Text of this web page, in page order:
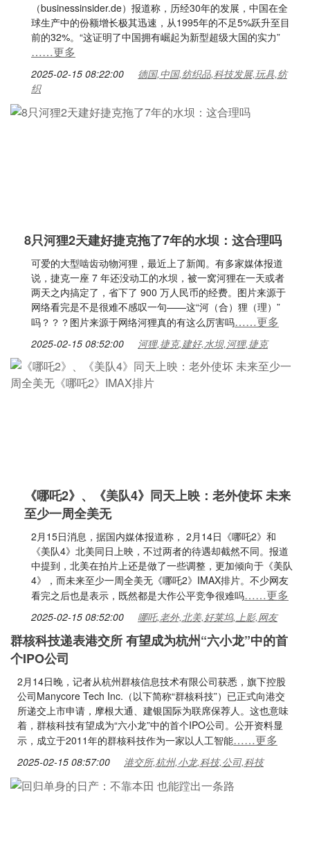
（businessinsider.de）报道称，历经30年的发展，中国在全
球生产中的份额增长极其迅速，从1995年的不足5%跃升至目
前的32%。“这证明了中国拥有崛起为新型超级大国的实力”
……更多
2025-02-15 08:22:00
德国,中国,纺织品,科技发展,玩具,纺
织
8只河狸2天建好捷克拖了7年的水坝：这合理吗
可爱的大型啮齿动物河狸，最近上了新闻。有多家媒体报道
说，捷克一座 7 年还没动工的水坝，被一窝河狸在一天或者
两天之内搞定了，省下了 900 万人民币的经费。图片来源于
网络看完是不是很难不感叹一句——这“河（合）狸（理）”
吗？？？图片来源于网络河狸真的有这么厉害吗……更多
2025-02-15 08:52:00 河狸,捷克,建好,水坝,河狸,捷克
《哪吒2》、《美队4》同天上映：老外使坏 未来
至少一周全美无
2月15日消息，据国内媒体报道称， 2月14日《哪吒2》和
《美队4》北美同日上映，不过两者的待遇却截然不同。报道
中提到，北美在拍片上还是做了一些调整，更加倾向于《美队
4》，而未来至少一周全美无《哪吒2》IMAX排片。不少网友
看完之后也是表示，既然都是大作公平竞争很难吗……更多
2025-02-15 08:52:00 哪吒,老外,北美,好莱坞,上影,网友
群核科技递表港交所 有望成为杭州“六小龙”中的首
个IPO公司
2月14日晚，记者从杭州群核信息技术有限公司获悉，旗下控股
公司Manycore Tech Inc.（以下简称“群核科技”）已正式向港交
所递交上市申请，摩根大通、建银国际为联席保荐人。这也意味
着，群核科技有望成为“六小龙”中的首个IPO公司。公开资料显
示，成立于2011年的群核科技作为一家以人工智能……更多
2025-02-15 08:57:00 港交所,杭州,小龙,科技,公司,科技